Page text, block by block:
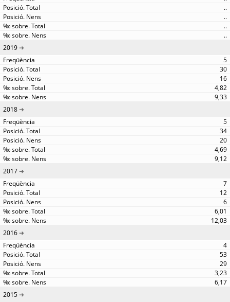
..
..
..
..
2019
5
30
16
4,82
9,33
2018
5
34
20
4,69
9,12
2017
7
12
6
6,01
12,03
2016
4
53
29
3,23
6,17
2015